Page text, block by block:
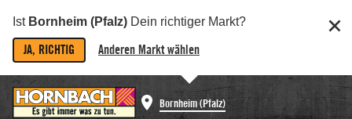
Ist Bornheim (Pfalz) Dein richtiger Markt?
JA, RICHTIG Anderen Markt wählen
Bornheim (Pfalz)